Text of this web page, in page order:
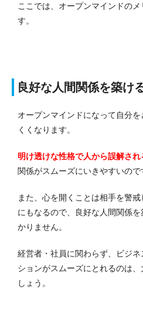
ここでは、オープンマインドの
す。
良好な人間関係を築け
オープンマインドになって自分
くくなります。
明け透けな性格で人から誤解さ
関係がスムーズにいきやすいので
また、心を開くことは相手を警
にもなるので、良好な人間関係
かりません。
経営者・社員に関わらず、ビジ
ションがスムーズにとれるのは
しょう。